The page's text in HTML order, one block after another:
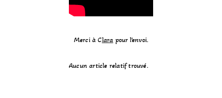
Merci à Clara pour l’envoi.
Aucun article relatif trouvé.